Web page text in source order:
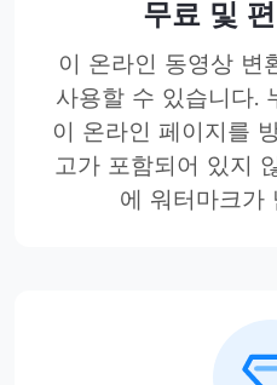
무료 및
이 온라인 동영상 변
사용할 수 있습니다.
이 온라인 페이지를
고가 포함되어 있지
에 워터마크가